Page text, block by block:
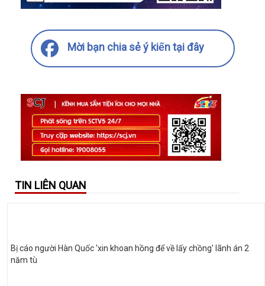
Mời bạn chia sẻ ý kiến tại đây
TIN LIÊN QUAN
Bị cáo người Hàn Quốc 'xin khoan hồng để về lấy chồng' lãnh án 2
năm tù